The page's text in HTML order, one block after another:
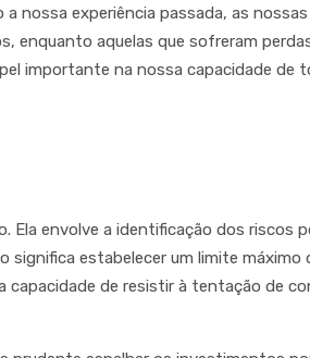
nossa experiência passada, as
enquanto aquelas que sofreram
importante na nossa capacidade de
envolve a identificação dos riscos
estabelecer um limite máximo
capacidade de resistir à tentação de